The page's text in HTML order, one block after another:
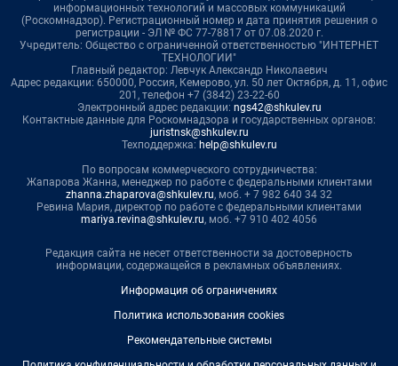
информационных технологий и массовых коммуникаций
(Роскомнадзор). Регистрационный номер и дата принятия решения о
регистрации - ЭЛ № ФС 77-78817 от 07.08.2020 г.
Учредитель: Общество с ограниченной ответственностью "ИНТЕРНЕТ
ТЕХНОЛОГИИ"
Главный редактор: Левчук Александр Николаевич
Адрес редакции: 650000, Россия, Кемерово, ул. 50 лет Октября, д. 11, офис
201, телефон +7 (3842) 23-22-60
Электронный адрес редакции: ngs42@shkulev.ru
Контактные данные для Роскомнадзора и государственных органов:
juristnsk@shkulev.ru
Техподдержка: help@shkulev.ru
По вопросам коммерческого сотрудничества:
Жапарова Жанна, менеджер по работе с федеральными клиентами
zhanna.zhaparova@shkulev.ru, моб. + 7 982 640 34 32
Ревина Мария, директор по работе с федеральными клиентами
mariya.revina@shkulev.ru, моб. +7 910 402 4056
Редакция сайта не несет ответственности за достоверность
информации, содержащейся в рекламных объявлениях.
Информация об ограничениях
Политика использования cookies
Рекомендательные системы